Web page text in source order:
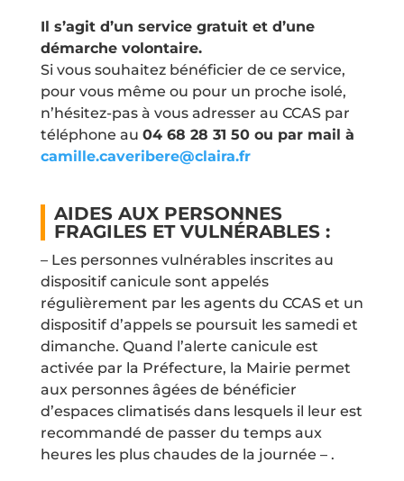
Il s’agit d’un service gratuit et d’une
démarche volontaire.
Si vous souhaitez bénéficier de ce service,
pour vous même ou pour un proche isolé,
n’hésitez-pas à vous adresser au CCAS par
téléphone au 04 68 28 31 50 ou par mail à
camille.caveribere@claira.fr
AIDES AUX PERSONNES
FRAGILES ET VULNÉRABLES :
– Les personnes vulnérables inscrites au
dispositif canicule sont appelés
régulièrement par les agents du CCAS et un
dispositif d’appels se poursuit les samedi et
dimanche. Quand l’alerte canicule est
activée par la Préfecture, la Mairie permet
aux personnes âgées de bénéficier
d’espaces climatisés dans lesquels il leur est
recommandé de passer du temps aux
heures les plus chaudes de la journée – .